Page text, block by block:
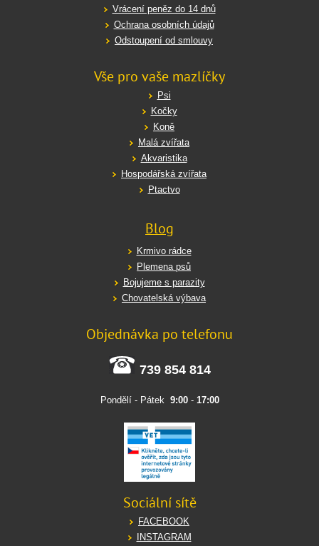
Vrácení peněz do 14 dnů
Ochrana osobních údajů
Odstoupení od smlouvy
Vše pro vaše mazlíčky
Psi
Kočky
Koně
Malá zvířata
Akvaristika
Hospodářská zvířata
Ptactvo
Blog
Krmivo rádce
Plemena psů
Bojujeme s parazity
Chovatelská výbava
Objednávka po telefonu
739 854 814
Pondělí - Pátek 9:00- 17:00
Sociální sítě
FACEBOOK
INSTAGRAM